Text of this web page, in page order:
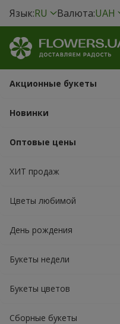
Язык:RU Валюта:UAH
Акционные букеты
Новинки
Оптовые цены
ХИТ продаж
Цветы любимой
День рождения
Букеты недели
Букеты цветов
Сборные букеты